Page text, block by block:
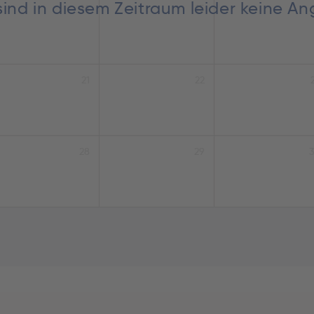
in diesem Zeitraum leider keine
14 15